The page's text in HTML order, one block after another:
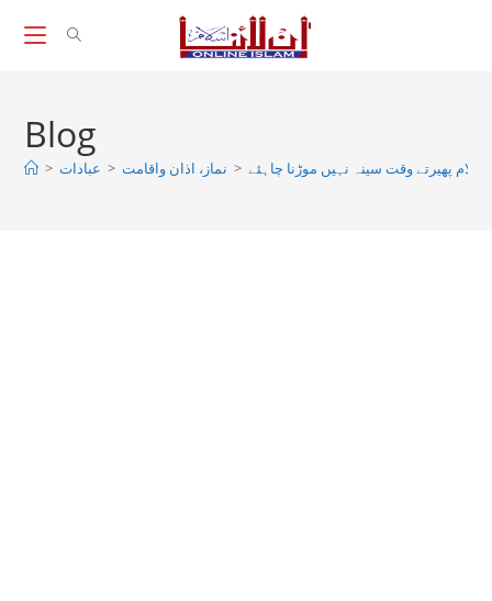
Blog
> عبادات > نماز، اذان واقامت > سلام پھیرتے وقت سینہ نہیں موڑنا چاہئے